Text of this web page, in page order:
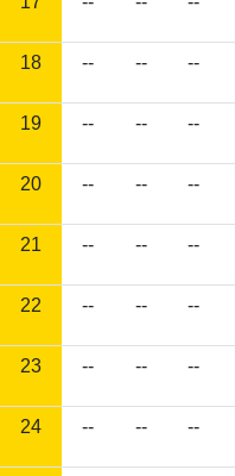
18 -- -- --
19 -- -- --
20 -- -- --
21 -- -- --
22 -- -- --
23 -- -- --
24 -- -- --